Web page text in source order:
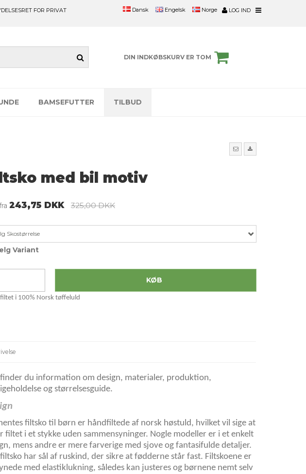
FOR PRIVAT
Dansk Engelsk Norge LOG IND
DIN INDKØBSKURV ER TOM
BAMSEFUTTER TILBUD
med bil motiv
243,75 DKK 325,00 DKK
Skostørrelse
Variant
KØB
i 100% Norsk tøffeluld
du information om design, materialer, produktion,
og størrelsesguide.
filtsko til børn er håndfiltede af norsk høstuld, hvilket vil sige at
filtet i et stykke uden sammensyninger. Nogle modeller er i et enkelt
mens andre er mere farverige med sjove og fantasifulde detaljer.
har sål af ruskind, der sikre at fødderne står fast. Filtskoene er
med elastiklukning, således kan justeres og børnene nemt selv